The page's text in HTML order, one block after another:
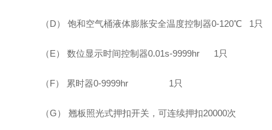
（D） 饱和空气桶液体膨胀安全温度控制器0-120℃ 1只
（E） 数位显示时间控制器0.01s-9999hr 1只
（F） 累时器0-9999hr 1只
（G） 翘板照光式押扣开关，可连续押扣20000次